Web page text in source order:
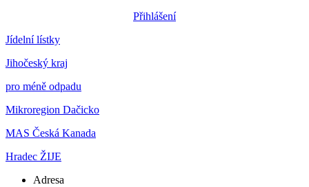
Přihlášení
Jídelní lístky
Jihočeský kraj
pro méně odpadu
Mikroregion Dačicko
MAS Česká Kanada
Hradec ŽIJE
Adresa